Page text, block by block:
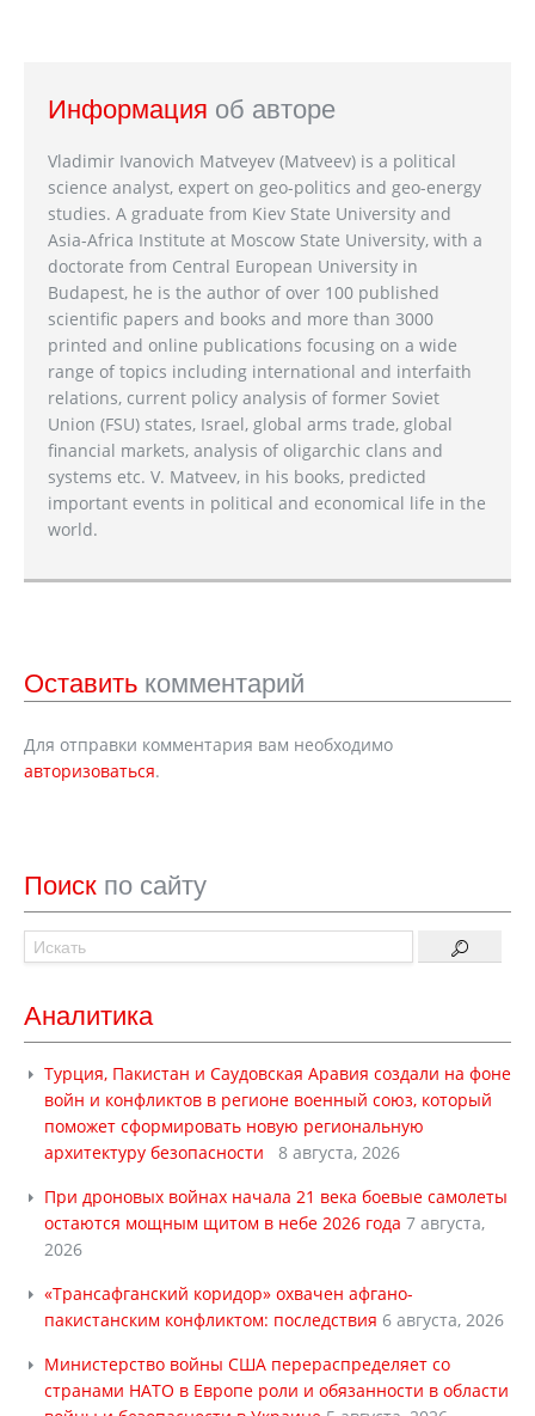
Информация об авторе
Vladimir Ivanovich Matveyev (Matveev) is a political
science analyst, expert on geo-politics and geo-energy
studies. A graduate from Kiev State University and
Asia-Africa Institute at Moscow State University, with a
doctorate from Central European University in
Budapest, he is the author of over 100 published
scientific papers and books and more than 3000
printed and online publications focusing on a wide
range of topics including international and interfaith
relations, current policy analysis of former Soviet
Union (FSU) states, Israel, global arms trade, global
financial markets, analysis of oligarchic clans and
systems etc. V. Matveev, in his books, predicted
important events in political and economical life in the
world.
Оставить комментарий
Для отправки комментария вам необходимо
авторизоваться.
Поиск по сайту
Аналитика
Турция, Пакистан и Саудовская Аравия создали на фоне
войн и конфликтов в регионе военный союз, который
поможет сформировать новую региональную
архитектуру безопасности
8 августа, 2026
При дроновых войнах начала 21 века боевые самолеты
остаются мощным щитом в небе 2026 года 7 августа,
2026
«Трансафганский коридор» охвачен афгано-
пакистанским конфликтом: последствия 6 августа, 2026
Министерство войны США перераспределяет со
странами НАТО в Европе роли и обязанности в области